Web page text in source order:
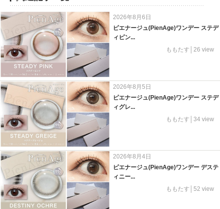
2026年8月6日
ピエナージュ(PienAge)ワンデー ステデ
ィピン...
ももたす│26 view
2026年8月5日
ピエナージュ(PienAge)ワンデー ステデ
ィグレ...
ももたす│34 view
2026年8月4日
ピエナージュ(PienAge)ワンデー デステ
ィニー...
ももたす│52 view